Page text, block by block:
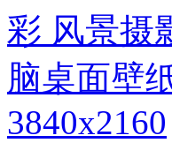
3840x2160